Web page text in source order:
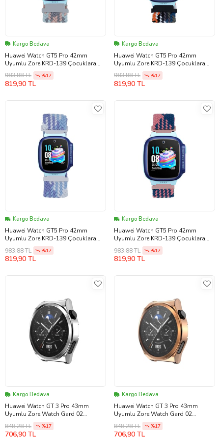
Kargo Bedava
Huawei Watch GT5 Pro 42mm
Uyumlu Zore KRD-139 Çocuklara
Özel Örgü Kordon
983,88 TL %17
819,90 TL
Kargo Bedava
Huawei Watch GT5 Pro 42mm
Uyumlu Zore KRD-139 Çocuklara
Özel Örgü Kordon
983,88 TL %17
819,90 TL
Kargo Bedava
Huawei Watch GT5 Pro 42mm
Uyumlu Zore KRD-139 Çocuklara
Özel Örgü Kordon
983,88 TL %17
819,90 TL
Kargo Bedava
Huawei Watch GT5 Pro 42mm
Uyumlu Zore KRD-139 Çocuklara
Özel Örgü Kordon
983,88 TL %17
819,90 TL
Kargo Bedava
Huawei Watch GT 3 Pro 43mm
Uyumlu Zore Watch Gard 02
Koruyucu Silikon (Gümüş)
848,28 TL %17
706,90 TL
Kargo Bedava
Huawei Watch GT 3 Pro 43mm
Uyumlu Zore Watch Gard 02
Koruyucu Silikon (Rose Gold Altın)
848,28 TL %17
706,90 TL